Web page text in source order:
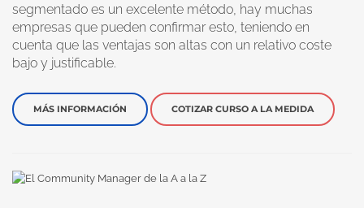
segmentado es un excelente método, hay muchas
empresas que pueden confirmar esto, teniendo en
cuenta que las ventajas son altas con un relativo coste
bajo y justificable.
MÁS INFORMACIÓN COTIZAR CURSO A LA MEDIDA